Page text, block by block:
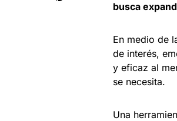
busca
En medio de
de interés,
y eficaz al
se necesita.
Una